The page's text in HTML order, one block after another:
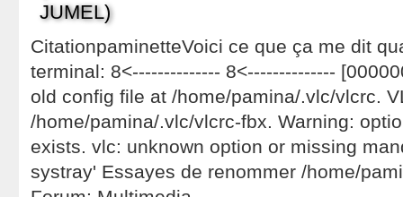
JUMEL)
CitationpaminetteVoici ce que ça me dit
terminal: 8<-------------- 8<--------------
old config file at /home/pamina/.vlc/vlcrc.
/home/pamina/.vlc/vlcrc-fbx. Warning:
exists. vlc: unknown option or missing
systray' Essayes de renommer /home/